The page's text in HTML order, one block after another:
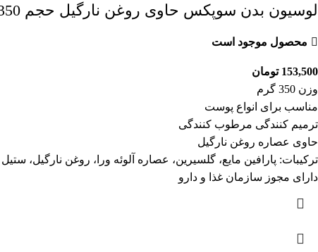
لوسیون بدن سوپکس حاوی روغن نارگیل حجم 350 میل
محصول موجود است
153,500 تومان
وزن 350 گرم
مناسب برای انواع پوست
ترمیم کنندگی مرطوب کنندگی
حاوی عصاره روغن نارگیل
ترکیبات: پارافین مایع، گلسیرین، عصاره آلوئه ورا، روغن نارگیل،
دارای مجوز سازمان غذا و دارو